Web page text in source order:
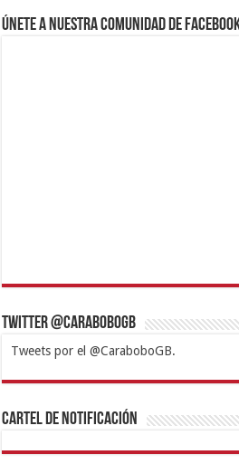
Únete a nuestra comunidad de
Twitter @CaraboboGB
Tweets por el @CaraboboGB.
1xbetBetturkeyBetistKralbet
https://mvbcasino.com/
Cartel de Notificación